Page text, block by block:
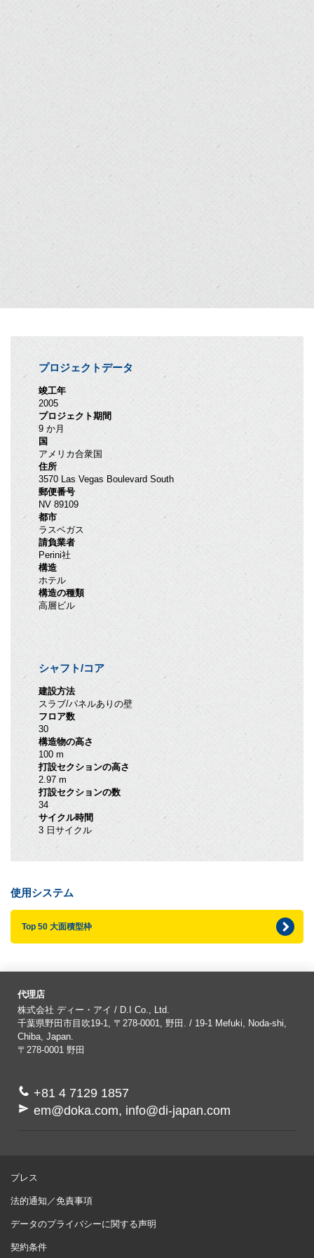
プロジェクトデータ
竣工年
2005
プロジェクト期間
9 か月
国
アメリカ合衆国
住所
3570 Las Vegas Boulevard South
郵便番号
NV 89109
都市
ラスベガス
請負業者
Perini社
構造
ホテル
構造の種類
高層ビル
シャフト/コア
建設方法
スラブ/パネルありの壁
フロア数
30
構造物の高さ
100 m
打設セクションの高さ
2.97 m
打設セクションの数
34
サイクル時間
3 日サイクル
使用システム
Top 50 大面積型枠
代理店
株式会社 ディー・アイ / D.I Co., Ltd.
千葉県野田市目吹19-1, 〒278-0001, 野田. / 19-1 Mefuki, Noda-shi,
Chiba, Japan.
〒278-0001 野田
+81 4 7129 1857
em@doka.com, info@di-japan.com
プレス
法的通知／免責事項
データのプライバシーに関する声明
契約条件